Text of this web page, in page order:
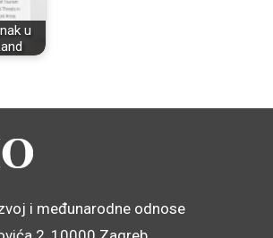
u
i međunarodne odnose